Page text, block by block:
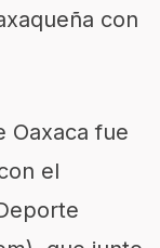
eña con
Oaxaca fue
el